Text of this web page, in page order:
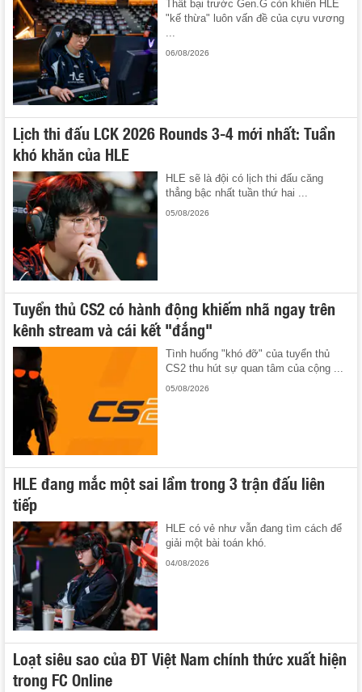
Thất bại trước Gen.G còn khiến HLE
"kế thừa" luôn vấn đề của cựu vương
...
06/08/2026
Lịch thi đấu LCK 2026 Rounds 3-4 mới nhất: Tuần
khó khăn của HLE
HLE sẽ là đội có lịch thi đấu căng
thẳng bậc nhất tuần thứ hai ...
05/08/2026
Tuyển thủ CS2 có hành động khiếm nhã ngay trên
kênh stream và cái kết "đắng"
Tình huống "khó đỡ" của tuyển thủ
CS2 thu hút sự quan tâm của cộng ...
05/08/2026
HLE đang mắc một sai lầm trong 3 trận đấu liên
tiếp
HLE có vẻ như vẫn đang tìm cách để
giải một bài toán khó.
04/08/2026
Loạt siêu sao của ĐT Việt Nam chính thức xuất hiện
trong FC Online